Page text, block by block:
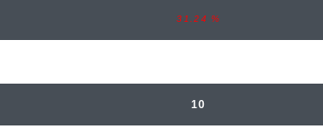
31.24 %
10